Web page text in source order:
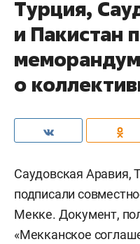
Турция,
и Пакистан
меморандум
о
Саудовская Аравия,
подписали
Мекке. Документ,
«Мекканское